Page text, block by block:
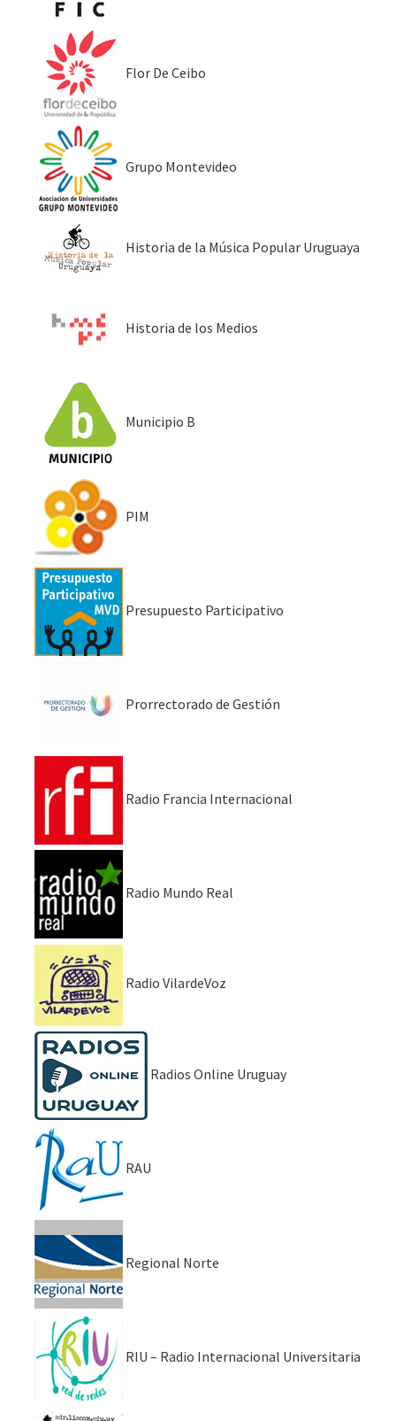
Flor De Ceibo
Grupo Montevideo
Historia de la Música Popular Uruguaya
Historia de los Medios
Municipio B
PIM
Presupuesto Participativo
Prorrectorado de Gestión
Radio Francia Internacional
Radio Mundo Real
Radio VilardeVoz
Radios Online Uruguay
RAU
Regional Norte
RIU – Radio Internacional Universitaria